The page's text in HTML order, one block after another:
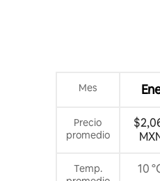
Mes
Precio
promedio
Temp.
10